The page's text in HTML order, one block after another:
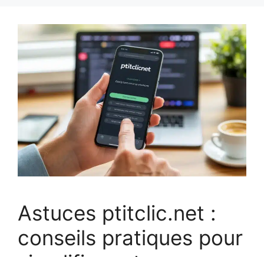
Astuces ptitclic.net :
conseils pratiques pour